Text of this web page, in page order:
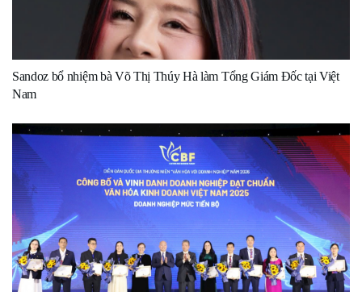
Sandoz bổ nhiệm bà Võ Thị Thúy Hà làm Tổng Giám Đốc tại Việt
Nam